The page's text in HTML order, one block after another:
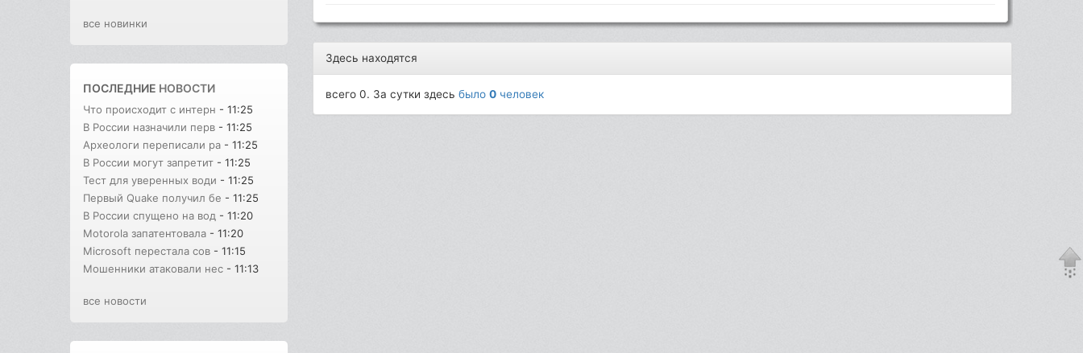
все новинки
ПОСЛЕДНИЕ НОВОСТИ
Что происходит с интерн - 11:25
В России назначили перв - 11:25
Археологи переписали ра - 11:25
В России могут запретит - 11:25
Тест для уверенных води - 11:25
Первый Quake получил бе - 11:25
В России спущено на вод - 11:20
Motorola запатентовала - 11:20
Microsoft перестала сов - 11:15
Мошенники атаковали нес - 11:13
все новости
Здесь находятся
всего 0. За сутки здесьбыло0 человек